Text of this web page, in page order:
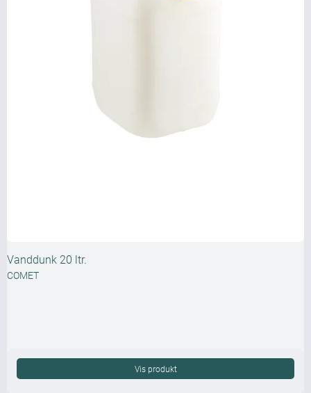
Vanddunk 20 ltr.
COMET
Vis produkt